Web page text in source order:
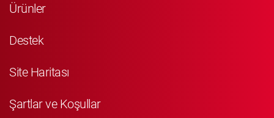
Ürünler
Destek
Site Haritası
Şartlar ve Koşullar